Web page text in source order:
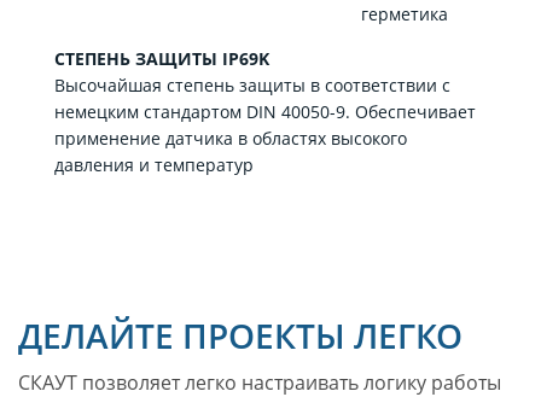
герметика
СТЕПЕНЬ ЗАЩИТЫ IP69K
Высочайшая степень защиты в соответствии с
немецким стандартом DIN 40050-9. Обеспечивает
применение датчика в областях высокого
давления и температур
ДЕЛАЙТЕ ПРОЕКТЫ ЛЕГКО
СКАУТ позволяет легко настраивать логику работы